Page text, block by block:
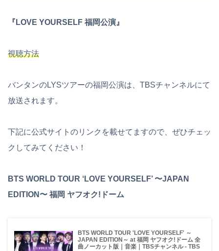
『LOVE YOURSELF 福岡公演』
視聴方法
バンタンのLYSツアーの福岡公演は、TBSチャンネルにて
放送されます。
下記に公式サイトのリンクを載せてますので、ぜひチェッ
クしてみてください！
BTS WORLD TOUR ‘LOVE YOURSELF’ 〜JAPAN
EDITION〜 福岡 ヤフオク!ドーム
BTS WORLD TOUR 'LOVE YOURSELF' ～
JAPAN EDITION～ at 福岡 ヤフオク!ドーム 全
曲ノーカット版｜音楽｜TBSチャンネル - TBS